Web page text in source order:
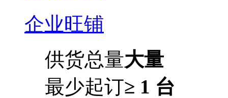
企业旺铺
供货总量大量
最少起订≥ 1 台